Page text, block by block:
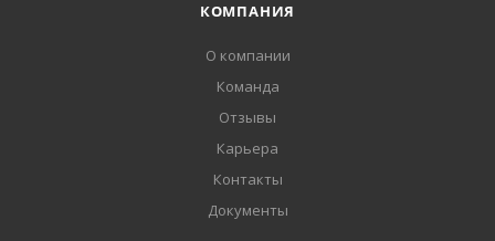
КОМПАНИЯ
О компании
Команда
Отзывы
Карьера
Контакты
Документы